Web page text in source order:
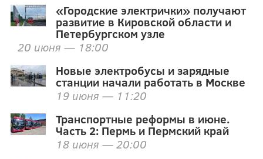
«Городские электрички» получают
развитие в Кировской области и
Петербургском узле
20 июня — 18:00
Новые электробусы и зарядные
станции начали работать в Москве
19 июня — 11:20
Транспортные реформы в июне.
Часть 2: Пермь и Пермский край
18 июня — 20:00